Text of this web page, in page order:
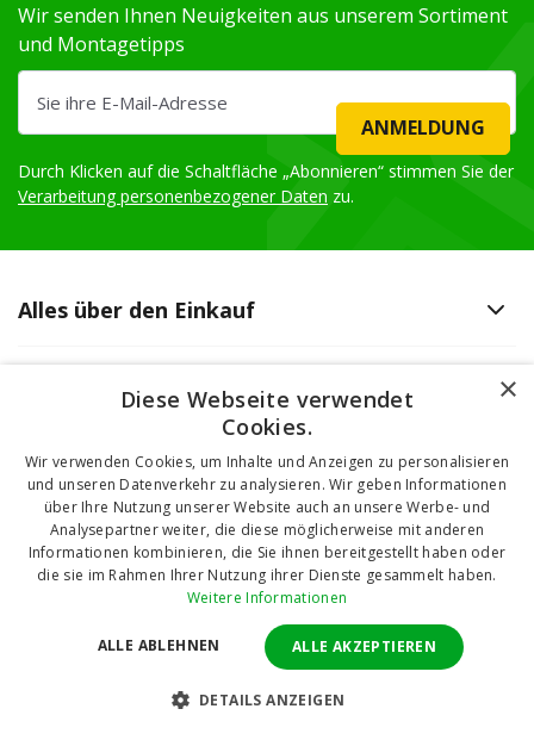
Wir senden Ihnen Neuigkeiten aus unserem Sortiment
und Montagetipps
ANMELDUNG
Durch Klicken auf die Schaltfläche „Abonnieren“ stimmen Sie der
Verarbeitung personenbezogener Daten zu.
Alles über den Einkauf
Öffnungszeiten
Kontaktinformationen
×
Diese Webseite verwendet
Cookies.
Wir verwenden Cookies, um Inhalte und Anzeigen zu personalisieren
und unseren Datenverkehr zu analysieren. Wir geben Informationen
über Ihre Nutzung unserer Website auch an unsere Werbe- und
Analysepartner weiter, die diese möglicherweise mit anderen
Informationen kombinieren, die Sie ihnen bereitgestellt haben oder
die sie im Rahmen Ihrer Nutzung ihrer Dienste gesammelt haben.
Weitere Informationen
ALLE AKZEPTIEREN
ALLE ABLEHNEN
DETAILS ANZEIGEN